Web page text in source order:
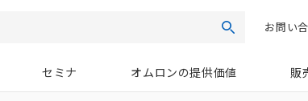
検索お問い
セミナ オムロンの提供価値 販